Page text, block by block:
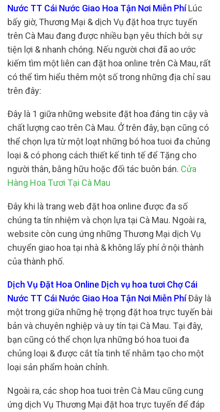
Nước TT Cái Nước Giao Hoa Tận Nơi Miễn PhíLúc
bấy giờ, Thương Mại & dịch Vụ đặt hoa trực tuyến
trên Cà Mau đang được nhiều bạn yêu thích bởi sự
tiện lợi & nhanh chóng. Nếu người chơi đã ao ước
kiếm tìm một liên can đặt hoa online trên Cà Mau, rất
có thể tìm hiểu thêm một số trong những địa chỉ sau
trên đây:
Đây là 1 giữa những website đặt hoa đáng tin cậy và
chất lượng cao trên Cà Mau. Ở trên đây, bạn cũng có
thể chọn lựa từ một loạt những bó hoa tuoi đa chủng
loại & có phong cách thiết kế tinh tế để Tặng cho
người thân, bằng hữu hoặc đối tác buôn bán. Cửa
Hàng Hoa Tươi Tại Cà Mau
Đây khi là trang web đặt hoa online được đa số
chúng ta tín nhiệm và chọn lựa tại Cà Mau. Ngoài ra,
website còn cung ứng những Thương Mại dịch Vụ
chuyển giao hoa tại nhà & không lấy phí ở nội thành
của thành phố.
Dịch Vụ Đặt Hoa Online Dịch vụ hoa tươi Chợ Cái
Nước TT Cái Nước Giao Hoa Tận Nơi Miễn PhíĐây là
một trong giữa những hệ trọng đặt hoa trực tuyến bài
bản và chuyên nghiệp và uy tín tại Cà Mau. Tại đây,
bạn cũng có thể chọn lựa những bó hoa tuoi đa
chủng loại & được cắt tỉa tinh tế nhằm tạo cho một
loại sản phẩm hoàn chỉnh.
Ngoài ra, các shop hoa tuoi trên Cà Mau cũng cung
ứng dịch Vụ Thương Mại đặt hoa trực tuyến để đáp